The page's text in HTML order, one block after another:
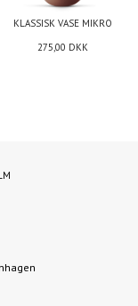
KLASSISK VASE MIKRO
275,00 DKK